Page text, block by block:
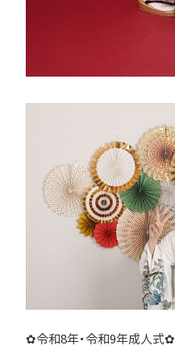
✿令和8年・令和9年成人式✿